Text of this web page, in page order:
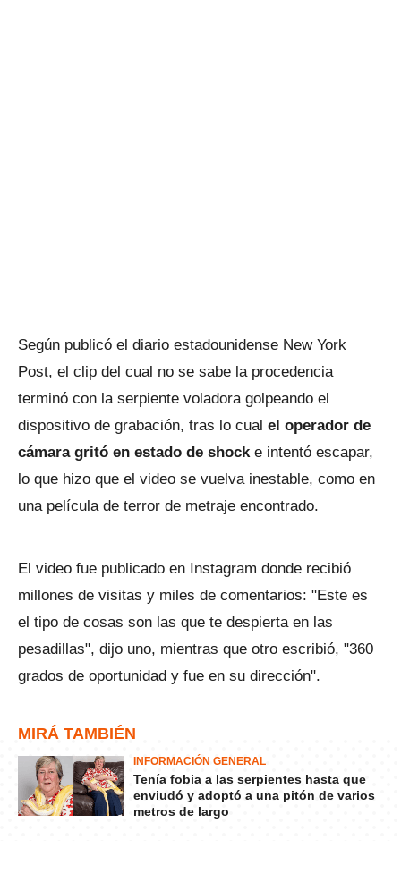
Según publicó el diario estadounidense New York
Post, el clip del cual no se sabe la procedencia
terminó con la serpiente voladora golpeando el
dispositivo de grabación, tras lo cual el operador de
cámara gritó en estado de shock e intentó escapar,
lo que hizo que el video se vuelva inestable, como en
una película de terror de metraje encontrado.
El video fue publicado en Instagram donde recibió
millones de visitas y miles de comentarios: "Este es
el tipo de cosas son las que te despierta en las
pesadillas", dijo uno, mientras que otro escribió, "360
grados de oportunidad y fue en su dirección".
MIRÁ TAMBIÉN
INFORMACIÓN GENERAL
Tenía fobia a las serpientes hasta que
enviudó y adoptó a una pitón de varios
metros de largo